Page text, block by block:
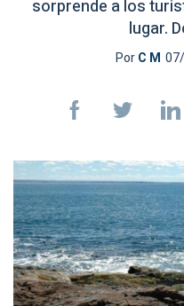
sorprende a los
lugar.
PorC M